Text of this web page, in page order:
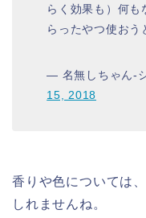
らく効果も）何も
らったやつ使おう
— 名無しちゃん-
15, 2018
香りや色については
しれませんね。